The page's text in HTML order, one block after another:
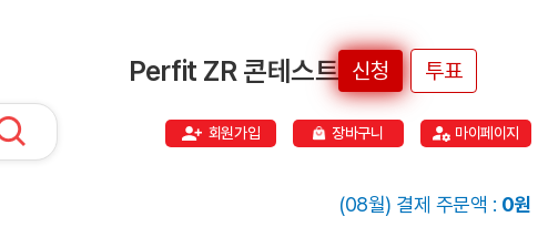
Perfit ZR 콘테스트 신청 투표
회원가입 장바구니 마이페이지
(08월) 결제 주문액 : 0원